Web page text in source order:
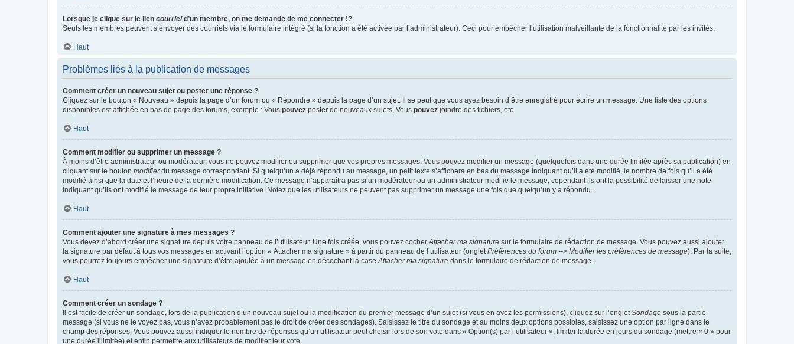
Lorsque je clique sur le lien courrield’un membre, on me demande de me connecter !?
Seuls les membres peuvent s’envoyer des courriels via le formulaire intégré (si la fonction a été activée par l’administrateur). Ceci pour empêcher l’utilisation malveillante de la fonctionnalité par les invités.
Haut
Problèmes liés à la publication de messages
Comment créer un nouveau sujet ou poster une réponse ?
Cliquez sur le bouton « Nouveau » depuis la page d’un forum ou « Répondre » depuis la page d’un sujet. Il se peut que vous ayez besoin d’être enregistré pour écrire un message. Une liste des options
disponibles est affichée en bas de page des forums, exemple : Vous pouvez poster de nouveaux sujets, Vous pouvez joindre des fichiers, etc.
Haut
Comment modifier ou supprimer un message ?
À moins d’être administrateur ou modérateur, vous ne pouvez modifier ou supprimer que vos propres messages. Vous pouvez modifier un message (quelquefois dans une durée limitée après sa publication) en
cliquant sur le bouton modifierdu message correspondant. Si quelqu’un a déjà répondu au message, un petit texte s’affichera en bas du message indiquant qu’il a été modifié, le nombre de fois qu’il a été
modifié ainsi que la date et l’heure de la dernière modification. Ce message n’apparaîtra pas si un modérateur ou un administrateur modifie le message, cependant ils ont la possibilité de laisser une note
indiquant qu’ils ont modifié le message de leur propre initiative. Notez que les utilisateurs ne peuvent pas supprimer un message une fois que quelqu’un y a répondu.
Haut
Comment ajouter une signature à mes messages ?
Vous devez d’abord créer une signature depuis votre panneau de l’utilisateur. Une fois créée, vous pouvez cocherAttacher ma signature sur le formulaire de rédaction de message. Vous pouvez aussi ajouter
la signature par défaut à tous vos messages en activant l’option « Attacher ma signature » à partir du panneau de l’utilisateur (ongletPréférences du forum --> Modifier les préférences de message). Par la suite,
vous pourrez toujours empêcher une signature d’être ajoutée à un message en décochant la caseAttacher ma signature dans le formulaire de rédaction de message.
Haut
Comment créer un sondage ?
Il est facile de créer un sondage, lors de la publication d’un nouveau sujet ou la modification du premier message d’un sujet (si vous en avez les permissions), cliquez sur l’ongletSondage sous la partie
message (si vous ne le voyez pas, vous n’avez probablement pas le droit de créer des sondages). Saisissez le titre du sondage et au moins deux options possibles, saisissez une option par ligne dans le
champ des réponses. Vous pouvez aussi indiquer le nombre de réponses qu’un utilisateur peut choisir lors de son vote dans « Option(s) par l’utilisateur », limiter la durée en jours du sondage (mettre « 0 » pour
une durée illimitée) et enfin permettre aux utilisateurs de modifier leur vote.